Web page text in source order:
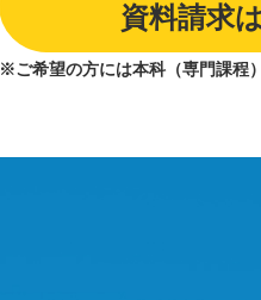
資料請求
※ご希望の方には本科（専門課程